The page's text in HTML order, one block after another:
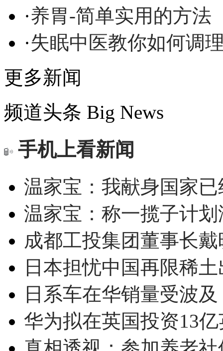
·养胃-简单实用的方法
·失眠中医教你如何调
更多新闻
频道头条 Big News
手机上看新闻
温家宝：我献身国家
温家宝：称一揽子计
成都工投集团董事长
日本担忧中国再限稀
日系车在华销量受波
华为拟在英国投资13